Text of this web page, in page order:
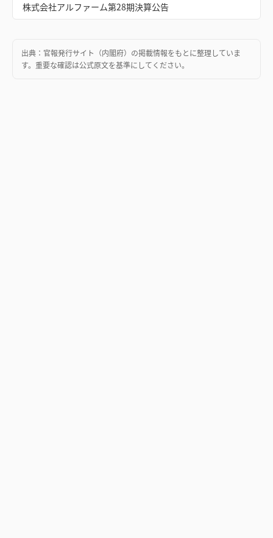
株式会社アルファーム第28期決算公告
出典： 官報発行サイト（内閣府） の掲載情報をもとに整理していま
す。重要な確認は公式原文を基準にしてください。